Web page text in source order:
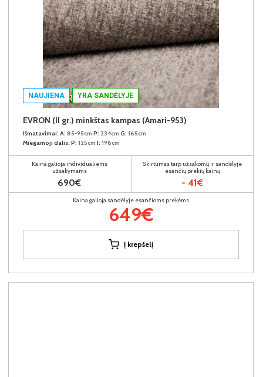
NAUJIENA YRA SANDĖLYJE
EVRON (II gr.) minkštas kampas (Amari-953)
Išmatavimai: A: 85-95cm P: 234cm G: 165cm
Miegamoji dalis: P: 125cm I: 198cm
Kaina galioja individualiems
užsakymams
690€
Skirtumas tarp užsakomų ir sandėlyje
esančių prekių kainų
- 41€
Kaina galioja sandėlyje esančioms prekėms
649€
Į krepšelį